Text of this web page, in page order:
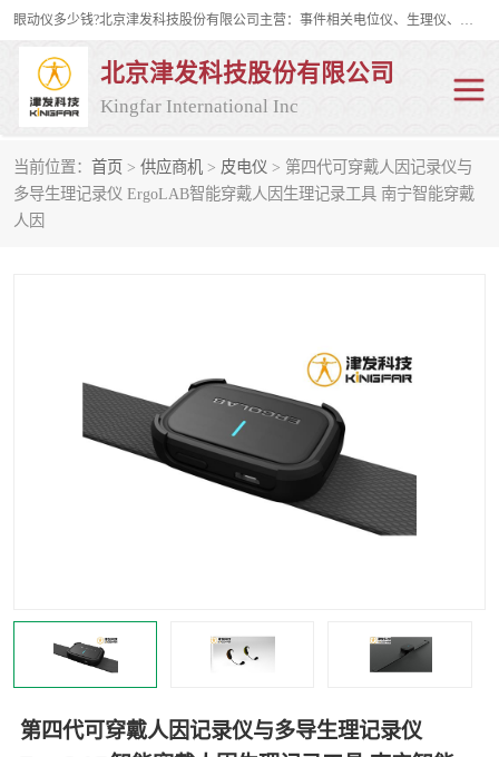
眼动仪多少钱?北京津发科技股份有限公司主营：事件相关电位仪、生理仪、肌电仪、脑电仪、皮电仪、眼动仪；是国家级高新技术企业、科技部认定的科技型中小企业和中关村高新技术企业，具备保密资格，具备自主进出口经营权；自主研发技术、产品与服务荣获多项省部级科学技术奖励、国家发明专利、国家软件著作权和省部级新技术新产品（服务）认证。
北京津发科技股份有限公司
Kingfar International Inc
当前位置： 首页 > 供应商机 > 皮电仪 > 第四代可穿戴人因记录仪与
多导生理记录仪 ErgoLAB智能穿戴人因生理记录工具 南宁智能穿戴
人因
第四代可穿戴人因记录仪与多导生理记录仪
皮电仪 脑电仪
动作捕捉与生物力学
情绪与生理记录 人机交互实验室
神经营销与消费行为实验 车俩与驾驶模拟
人因测评专家系统